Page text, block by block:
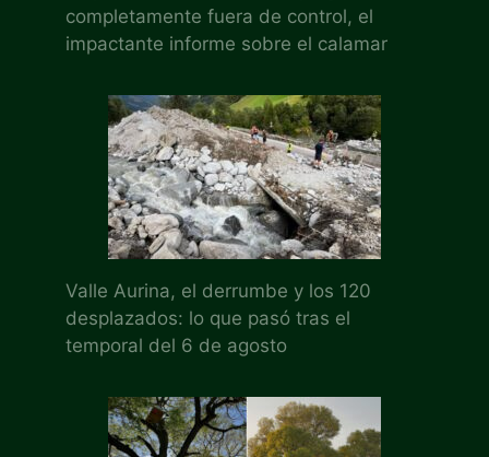
completamente fuera de control, el
impactante informe sobre el calamar
Valle Aurina, el derrumbe y los 120
desplazados: lo que pasó tras el
temporal del 6 de agosto